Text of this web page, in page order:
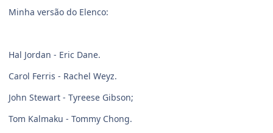
Minha versão do Elenco:
Hal Jordan - Eric Dane.
Carol Ferris - Rachel Weyz.
John Stewart - Tyreese Gibson;
Tom Kalmaku - Tommy Chong.